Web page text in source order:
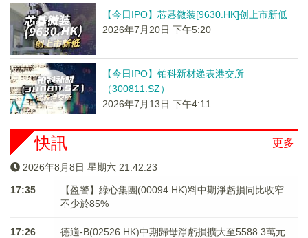
【今日IPO】芯碁微装[9630.HK]创上市新低
2026年7月20日 下午5:20
【今日IPO】铂科新材递表港交所
（300811.SZ）
2026年7月13日 下午4:11
更多
快訊
2026年8月8日 星期六 21:42:23
17:35
【盈警】綠心集團(00094.HK)料中期淨虧損同比收窄
不少於85%
17:26 德適-B(02526.HK)中期歸母淨虧損擴大至5588.3萬元